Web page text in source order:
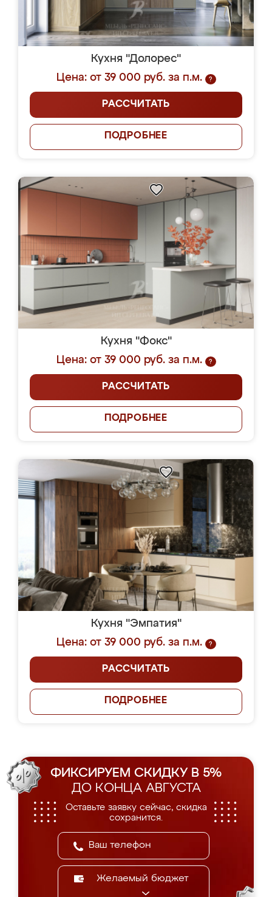
Кухня "Долорес"
Цена: от 39 000 руб. за п.м.
?
РАССЧИТАТЬ
ПОДРОБНЕЕ
Кухня "Фокс"
Цена: от 39 000 руб. за п.м.
?
РАССЧИТАТЬ
ПОДРОБНЕЕ
Кухня "Эмпатия"
Цена: от 39 000 руб. за п.м.
?
РАССЧИТАТЬ
ПОДРОБНЕЕ
ФИКСИРУЕМ СКИДКУ В 5%
ДО КОНЦА АВГУСТА
Оставьте заявку сейчас, скидка
сохранится.
Желаемый бюджет